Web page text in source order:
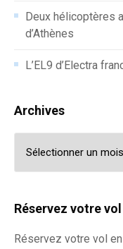
Deux hélicoptères
d’Athènes
L’EL9 d’Electra
Archives
Réservez votre
Réservez votre vol